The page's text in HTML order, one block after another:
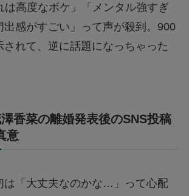
は高度なボケ」「メンタル強すぎ
出感がすごい」って声が殺到。900
されて、逆に話題になっちゃった
香菜の離婚発表後のSNS投稿
意
は「大丈夫なのかな…」って心配